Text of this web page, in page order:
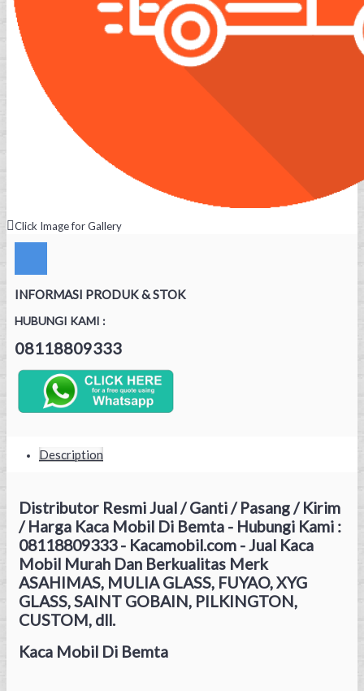
Click Image for Gallery
INFORMASI PRODUK & STOK
HUBUNGI KAMI :
08118809333
Description
Distributor Resmi Jual / Ganti / Pasang / Kirim
/ Harga Kaca Mobil Di Bemta - Hubungi Kami :
08118809333 - Kacamobil.com - Jual Kaca
Mobil Murah Dan Berkualitas Merk
ASAHIMAS, MULIA GLASS, FUYAO, XYG
GLASS, SAINT GOBAIN, PILKINGTON,
CUSTOM, dll.
Kaca Mobil Di Bemta